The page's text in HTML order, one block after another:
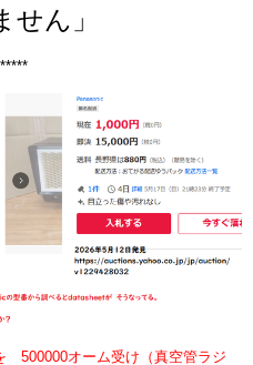
ん」
500000オーム受け（真空管ラジ